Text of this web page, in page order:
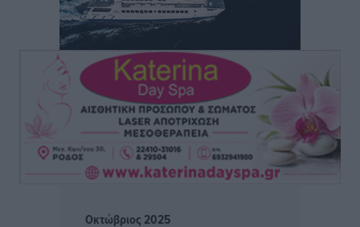
Τοπικές Ειδήσεις• πριν 1 ώρα
Νέα εποχή για το Νοσοκομείο Ρόδου: Έργα υποδομής,
ακτινοθεραπευτικό κέντρο και νέα μέτρα για τη
στελέχωση
Τοπικές Ειδήσεις• πριν 2 ώρες
Στη Δημοτική Επιτροπή η Ροδιακή Έπαυλη και το
Δίκτυο ΑμεΑ στη Μεσαιωνική Πόλη
Οκτώβριος 2025